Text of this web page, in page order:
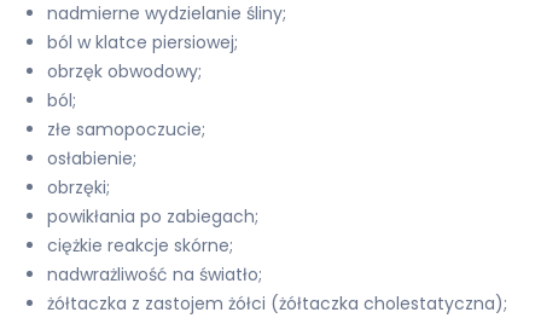
nadmierne wydzielanie śliny;
ból w klatce piersiowej;
obrzęk obwodowy;
ból;
złe samopoczucie;
osłabienie;
obrzęki;
powikłania po zabiegach;
ciężkie reakcje skórne;
nadwrażliwość na światło;
żółtaczka z zastojem żółci (żółtaczka cholestatyczna);